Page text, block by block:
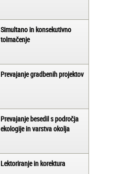
Simultano in konsekutivno
tolmačenje
Prevajanje gradbenih projektov
Prevajanje besedil s področja
ekologije in varstva okolja
Lektoriranje in korektura